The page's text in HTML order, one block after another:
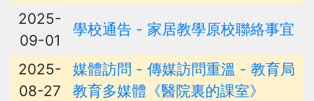
2025-
09-01
學校通告 - 家居教學原校聯絡事宜
2025-
08-27
媒體訪問 - 傳媒訪問重溫 - 教育局
教育多媒體《醫院裏的課室》